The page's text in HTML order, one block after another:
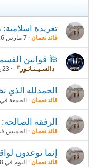
تغريدة
قائد نعمان 7 مارس 2026
🕌 قوانين
『السـيـنـاتـور』 23 يناير 2026
الحمدلله الذي
قائد نعمان الجمعة في 09:50
الرفقة
قائد نعمان الخميس في
إنما توعدون
قائد نعمان اليوم في 10:08